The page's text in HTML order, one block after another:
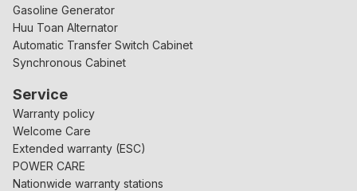
Gasoline Generator
Huu Toan Alternator
Automatic Transfer Switch Cabinet
Synchronous Cabinet
Service
Warranty policy
Welcome Care
Extended warranty (ESC)
POWER CARE
Nationwide warranty stations